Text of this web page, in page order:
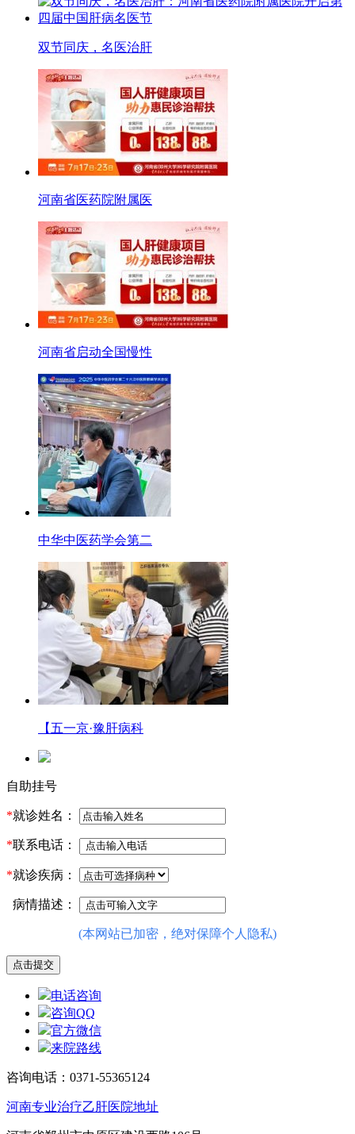
双节同庆，名医治肝
河南省医药院附属医
河南省启动全国慢性
中华中医药学会第二
【五一京·豫肝病科
自助挂号
*就诊姓名：
*联系电话：
*就诊疾病：
病情描述：
(本网站已加密，绝对保障个人隐私)
电话咨询
咨询QQ
官方微信
来院路线
咨询电话：0371-55365124
河南专业治疗乙肝医院地址